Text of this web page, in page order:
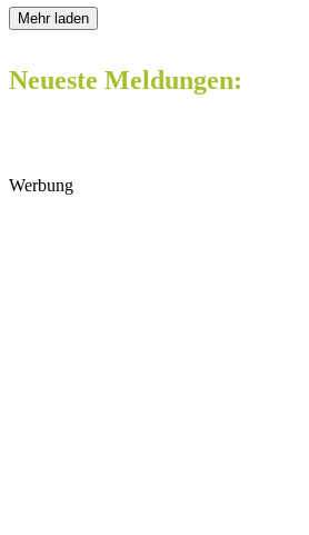
Mehr laden
Neueste Meldungen:
Werbung